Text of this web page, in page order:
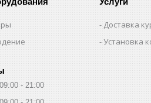
Доставка
Установка
09:00
21:00